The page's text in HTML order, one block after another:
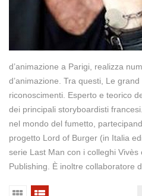
d’animazione a Parigi, realizza
d’animazione. Tra questi, Le
riconoscimenti. Esperto e teorico
dei principali storyboardisti
nel mondo del fumetto,
progetto Lord of Burger (in Italia
serie Last Man con i colleghi
Publishing. È inoltre collaboratore